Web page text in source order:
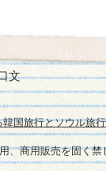
文
国旅行とソウル旅
、商用販売を固く禁